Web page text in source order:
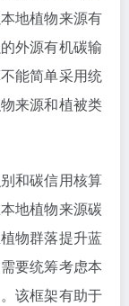
地植物来源有
外源有机碳输
能简单采用统
来源和植被类
和碳信用核算
地植物来源碳
物群落提升蓝
要统筹考虑本
该框架有助于